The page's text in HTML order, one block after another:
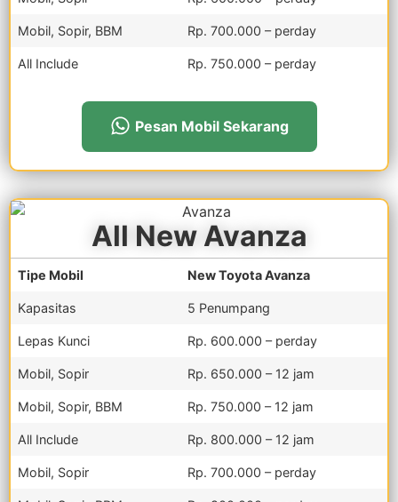
Mobil, Sopir Rp. 600.000 – perday
Mobil, Sopir, BBM Rp. 700.000 – perday
All Include Rp. 750.000 – perday
Pesan Mobil Sekarang
All New Avanza
Tipe Mobil New Toyota Avanza
Kapasitas 5 Penumpang
Lepas Kunci Rp. 600.000 – perday
Mobil, Sopir Rp. 650.000 – 12 jam
Mobil, Sopir, BBM Rp. 750.000 – 12 jam
All Include Rp. 800.000 – 12 jam
Mobil, Sopir Rp. 700.000 – perday